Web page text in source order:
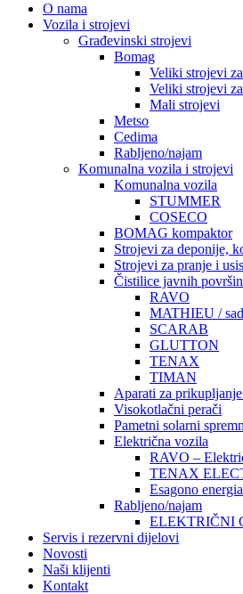
O nama
Vozila i strojevi
Građevinski strojevi
Bomag
Veliki strojevi
Veliki strojevi
Mali strojevi
Metso
Cedima
Rabljeno/najam
Komunalna vozila i strojevi
Komunalna vozila
STUMMER
COSECO
BOMAG kompaktor
Strojevi za deponije,
Strojevi za pranje i
Čistilice javnih
RAVO
MATHIEU /
SCARAB
GLUTTON
TENAX
TIMAN
Aparati za
Visokotlačni perači
Pametni solarni
Električna vozila
RAVO –
TENAX
Esagono energia
Rabljeno/najam
ELEKTRIČNI
Servis i rezervni dijelovi
Novosti
Naši klijenti
Kontakt